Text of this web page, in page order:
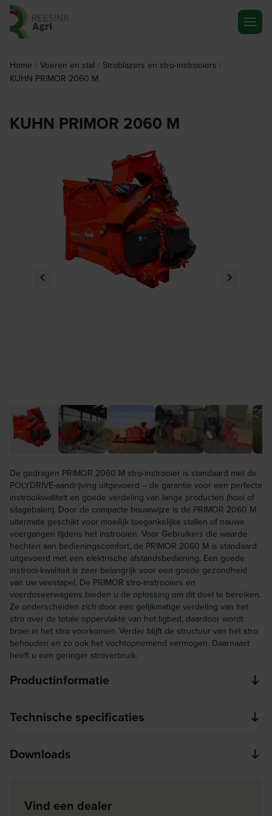
Home / Voeren en stal / Stroblazers en stro-instrooiers /
KUHN PRIMOR 2060 M
KUHN PRIMOR 2060 M
De gedragen PRIMOR 2060 M stro-instrooier is standaard met de
POLYDRIVE-aandrijving uitgevoerd – de garantie voor een perfecte
instrooikwaliteit en goede verdeling van lange producten (hooi of
silagebalen). Door de compacte bouwwijze is de PRIMOR 2060 M
uitermate geschikt voor moeilijk toegankelijke stallen of nauwe
voergangen tijdens het instrooien. Voor Gebruikers die waarde
hechten aan bedieningscomfort, de PRIMOR 2060 M is standaard
uitgevoerd met een elektrische afstandsbediening. Een goede
instrooi-kwaliteit is zeer belangrijk voor een goede gezondheid
van uw veestapel. De PRIMOR stro-instrooiers en
voerdoseerwagens bieden u de oplossing om dit doel te bereiken.
Ze onderscheiden zich door een gelijkmatige verdeling van het
stro over de totale oppervlakte van het ligbed, daardoor wordt
broei in het stro voorkomen. Verder blijft de structuur van het stro
behouden en zo ook het vochtopnemend vermogen. Daarnaast
heeft u een geringer stroverbruik.
Productinformatie
zijn eigen ruwvoer. Het gevolg is dat er steeds meer
De machines die gebruikt worden voor het doseren
te kunnen verwerken.
Technische specificaties
Groep
Stro-instrooier
2
Downloads
PRIMOR_2060M_3570M_5570M
Vind een dealer